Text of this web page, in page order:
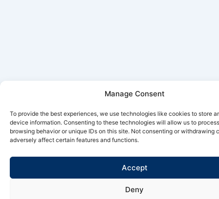
Manage Consent
To provide the best experiences, we use technologies like cookies to store
device information. Consenting to these technologies will allow us to
browsing behavior or unique IDs on this site. Not consenting or withdrawing
adversely affect certain features and functions.
Accept
Deny